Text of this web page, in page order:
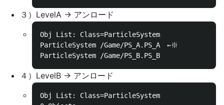
３）LevelA -> アンロード
Obj List: Class=ParticleSystem
ParticleSystem /Game/PS_A.PS_A　←※
４）LevelB -> アンロード
Obj List: Class=ParticleSystem